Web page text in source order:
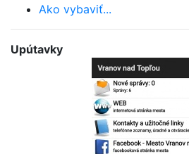
Ako vybaviť...
Upútavky
Bezplatná aplikácia
mesta